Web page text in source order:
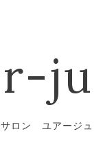
ju
ロン ユアージュ